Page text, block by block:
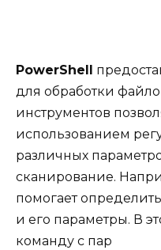
PowerShell
для обработки
инструментов
использованием
различных
сканирование.
помогает
и его параметры. В
команду с пар